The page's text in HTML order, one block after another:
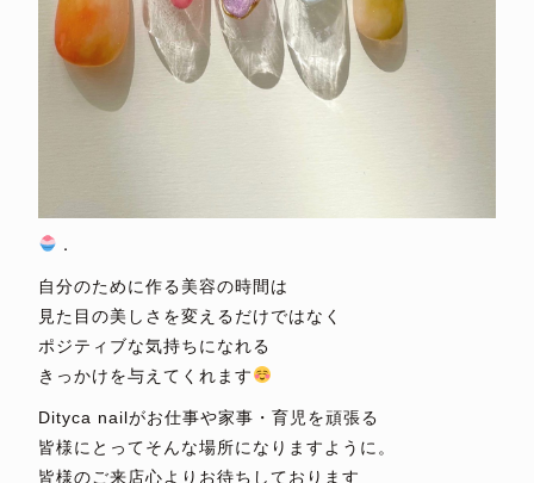
．
自分のために作る美容の時間は
見た目の美しさを変えるだけではなく
ポジティブな気持ちになれる
きっかけを与えてくれます
Dityca nailがお仕事や家事・育児を頑張る
皆様にとってそんな場所になりますように。
皆様のご来店心よりお待ちしております